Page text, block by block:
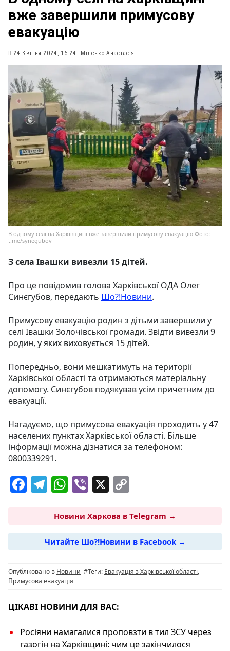
вже завершили примусову
евакуацію
24 Квітня 2024, 16:24 Міленко Анастасія
В одному селі на Харківщині вже завершили примусову евакуацію Фото:
t.me/synegubov
З села Івашки вивезли 15 дітей.
Про це повідомив голова Харківської ОДА Олег
Синєгубов, передають Шо?!Новини.
Примусову евакуацію родин з дітьми завершили у
селі Івашки Золочівської громади. Звідти вивезли 9
родин, у яких виховується 15 дітей.
Попередньо, вони мешкатимуть на території
Харківської області та отримаються матеріальну
допомогу. Синєгубов подякував усім причетним до
евакуації.
Нагадуємо, що примусова евакуація проходить у 47
населених пунктах Харківської області. Більше
інформації можна дізнатися за телефоном:
0800339291.
F
e
b
o
o
k
T
e
g
ra
m
W
at
s
A
p
p
Vi
er
X
p
y
Li
n
Новини Харкова в Telegram →
Читайте Шо?!Новини в Facebook →
Опубліковано в Новини #Теги: Евакуація з Харківської області,
Примусова евакуація
ЦІКАВІ НОВИНИ ДЛЯ ВАС:
Росіяни намагалися проповзти в тил ЗСУ через
газогін на Харківщині: чим це закінчилося